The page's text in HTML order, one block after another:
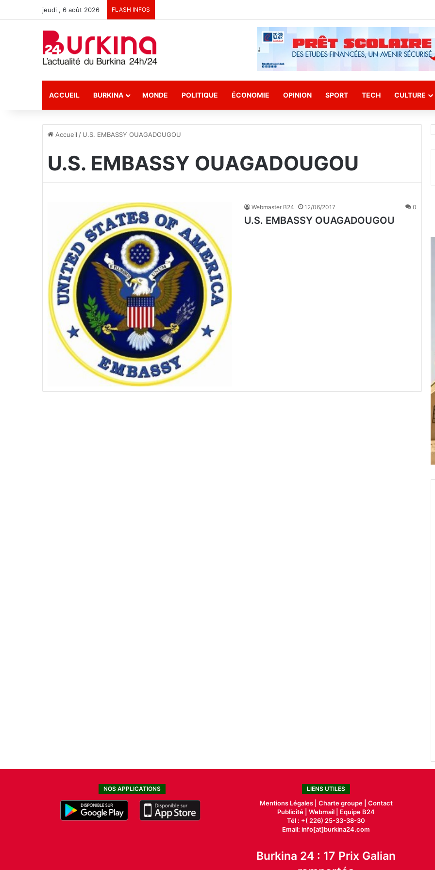
jeudi , 6 août 2026 FLASH INFOS
ACCUEIL BURKINA MONDE POLITIQUE ÉCONOMIE OPINION SPORT TECH CULTURE
Accueil / U.S. EMBASSY OUAGADOUGOU
U.S. EMBASSY OUAGADOUGOU
Webmaster B24 12/06/2017 0
U.S. EMBASSY OUAGADOUGOU
NOS APPLICATIONS LIENS UTILES
Mentions Légales | Charte groupe | Contact
Publicité |Webmail |
Equipe B24
Tél : +( 226) 25-33-38-30
Email: info[at]burkina24.com
Burkina 24 : 17 Prix Galian